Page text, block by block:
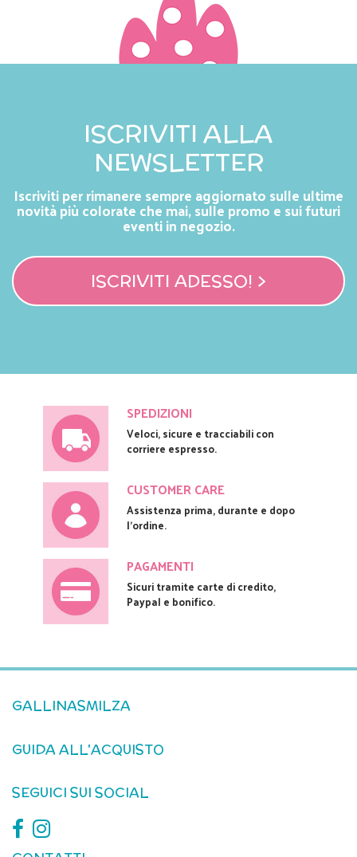
ISCRIVITI ALLA
NEWSLETTER
Iscriviti per rimanere sempre aggiornato sulle ultime
novità più colorate che mai, sulle promo e sui futuri
eventi in negozio.
ISCRIVITI ADESSO! >
SPEDIZIONI
Veloci, sicure e tracciabili con
corriere espresso.
CUSTOMER CARE
Assistenza prima, durante e dopo
l'ordine.
PAGAMENTI
Sicuri tramite carte di credito,
Paypal e bonifico.
GALLINASMILZA
GUIDA ALL'ACQUISTO
SEGUICI SUI SOCIAL